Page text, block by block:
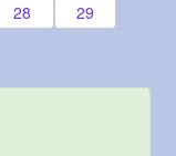
28
29